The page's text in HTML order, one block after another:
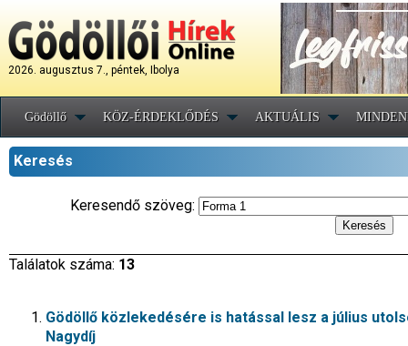
2026. augusztus 7., péntek, Ibolya
Gödöllő KÖZ-ÉRDEKLŐDÉS AKTUÁLIS
Keresés
Keresendő szöveg:
Találatok száma: 13
Gödöllő közlekedésére is hatással lesz a július
Nagydíj